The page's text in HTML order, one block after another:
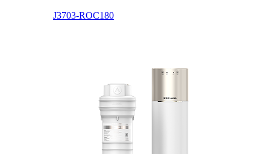
J3703-ROC180